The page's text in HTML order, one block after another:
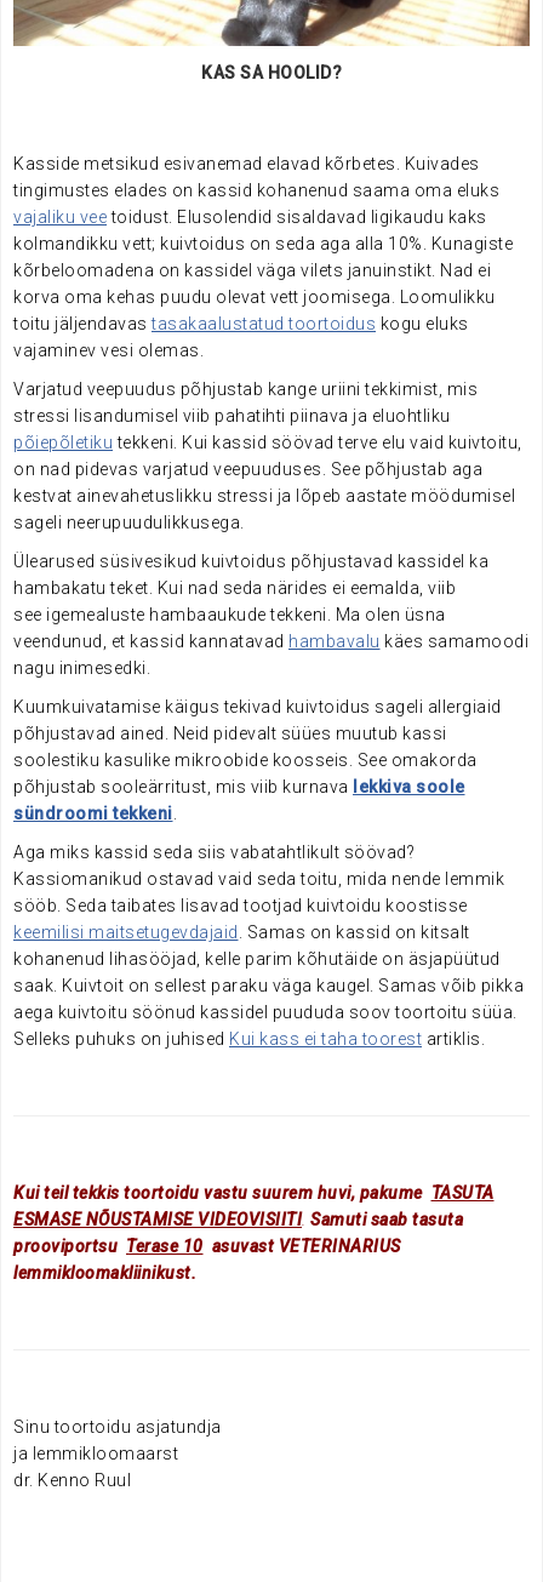
KAS SA HOOLID?
Kasside metsikud esivanemad elavad kõrbetes. Kuivades
tingimustes elades on kassid kohanenud saama oma eluks
vajaliku veetoidust. Elusolendid sisaldavad ligikaudu kaks
kolmandikku vett; kuivtoidus on seda aga alla 10%. Kunagiste
kõrbeloomadena on kassidel väga vilets januinstikt. Nad ei
korva oma kehas puudu olevat vett joomisega. Loomulikku
toitu jäljendavastasakaalustatud toortoidus kogu eluks
vajaminev vesi olemas.
Varjatud veepuudus põhjustab kange uriini tekkimist, mis
stressi lisandumisel viib pahatihti piinava ja eluohtliku
põiepõletiku tekkeni. Kui kassid söövad terve elu vaid kuivtoitu,
on nad pidevas varjatud veepuuduses. See põhjustab aga
kestvat ainevahetuslikku stressi ja lõpeb aastate möödumisel
sageli neerupuudulikkusega.
Ülearused süsivesikud kuivtoidus põhjustavad kassidel ka
hambakatu teket. Kui nad seda närides ei eemalda, viib
see igemealuste hambaaukude tekkeni. Ma olen üsna
veendunud, et kassid kannatavad hambavalu käes samamoodi
nagu inimesedki.
Kuumkuivatamise käigus tekivad kuivtoidus sageli allergiaid
põhjustavad ained. Neid pidevalt süües muutub kassi
soolestiku kasulike mikroobide koosseis. See omakorda
põhjustab sooleärritust, mis viib kurnava
lekkiva soole
sündroomi tekkeni
Aga miks kassid seda siis vabatahtlikult söövad?
Kassiomanikud ostavad vaid seda toitu, mida nende lemmik
sööb. Seda taibates lisavad tootjad kuivtoidu koostisse
keemilisi maitsetugevdajaid . Samas on kassid on kitsalt
kohanenud lihasööjad, kelle parim kõhutäide on äsjapüütud
saak. Kuivtoit on sellest paraku väga kaugel. Samas võib pikka
aega kuivtoitu söönud kassidel puududa soov toortoitu süüa.
Selleks puhuks on juhised Kui kass ei taha toorest artiklis.
Kui teil tekkis toortoidu vastu suurem huvi, pakume TASUTA
ESMASE NÕUSTAMISE VIDEOVISIITI. Samuti saab tasuta
prooviportsu Terase 10 asuvast VETERINARIUS
lemmikloomakliinikust.
Sinu toortoidu asjatundja
ja lemmikloomaarst
dr. Kenno Ruul